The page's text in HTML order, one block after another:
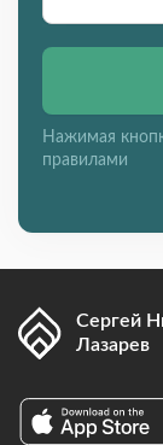
Нажимая
правилами
Сергей
Лазарев